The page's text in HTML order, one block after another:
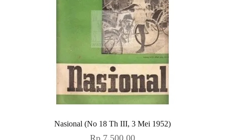
Nasional (No 18 Th III, 3 Mei 1952)